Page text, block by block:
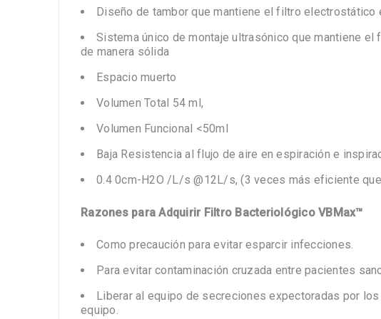
Diseño de tambor que mantiene el filtro electrostático
Sistema único de montaje ultrasónico que mantiene
de manera sólida
Espacio muerto
Volumen Total 54 ml,
Volumen Funcional <50ml
Baja Resistencia al flujo de aire en espiración e
0.4 0cm-H2O /L/s @12L/s, (3 veces más eficiente
Razones para Adquirir Filtro Bacteriológico VBMax™
Como precaución para evitar esparcir infecciones.
Para evitar contaminación cruzada entre pacientes
Liberar al equipo de secreciones expectoradas por
equipo.